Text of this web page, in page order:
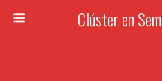
Clúster en